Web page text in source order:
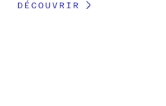
DÉCOUVRIR